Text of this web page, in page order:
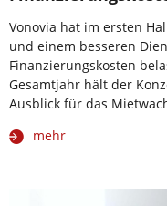
Vonovia hat im ersten
und einem besseren
Finanzierungskosten
Gesamtjahr hält der
Ausblick für das
mehr